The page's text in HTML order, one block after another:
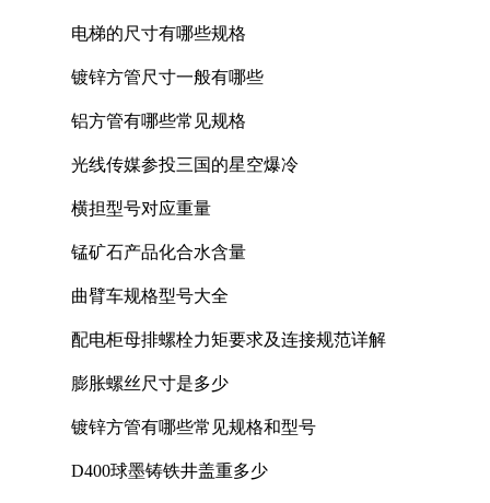
电梯的尺寸有哪些规格
镀锌方管尺寸一般有哪些
铝方管有哪些常见规格
光线传媒参投三国的星空爆冷
横担型号对应重量
锰矿石产品化合水含量
曲臂车规格型号大全
配电柜母排螺栓力矩要求及连接规范详解
膨胀螺丝尺寸是多少
镀锌方管有哪些常见规格和型号
D400球墨铸铁井盖重多少